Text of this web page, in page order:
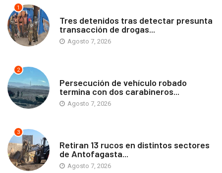
1
Tres detenidos tras detectar presunta
transacción de drogas...
Agosto 7, 2026
2
Persecución de vehículo robado
termina con dos carabineros...
Agosto 7, 2026
3
Retiran 13 rucos en distintos sectores
de Antofagasta...
Agosto 7, 2026